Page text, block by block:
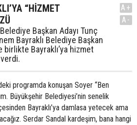
“HİZMET
Başkan Adayı Tunç
Bayraklı Belediye Başkan
birlikte Bayraklı’ya hizmet
A+
A-
programda konuşan Soyer “Ben
Büyükşehir Belediyesi’nin senelik
Bayraklı’ya damlasa yetecek ama
Serdar Sandal kardeşim, bana hangi